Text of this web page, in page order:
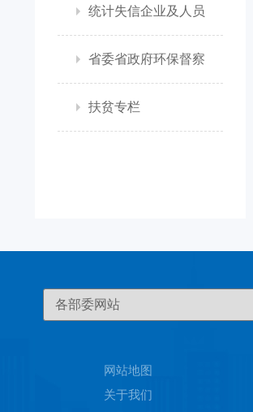
统计失信企业及人员
省委省政府环保督察
扶贫专栏
网站地图
关于我们